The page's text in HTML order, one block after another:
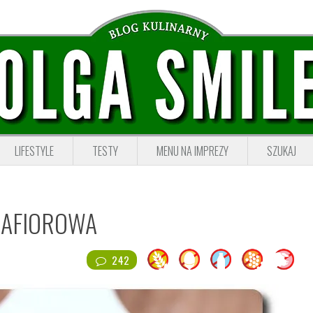
LIFESTYLE TESTY MENU NA IMPREZY SZUKAJ
242